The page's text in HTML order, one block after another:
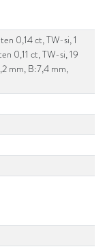
0,14 ct, TW-si, 1
0,11 ct, TW-si, 19
mm, B:7,4 mm,